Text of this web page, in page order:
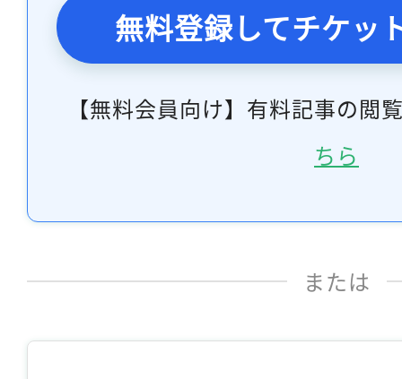
無料登録してチケッ
【無料会員向け】有料記事の閲
ちら
または